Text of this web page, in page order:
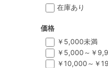
在庫あり
価格
￥5,000未満
￥5,000～￥
￥10,000～￥